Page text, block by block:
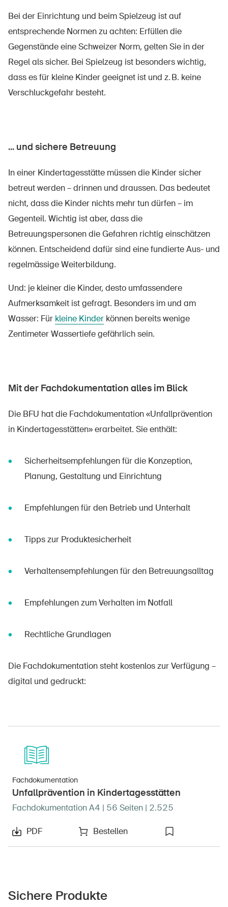
Bei der Einrichtung und beim Spielzeug ist auf
entsprechende Normen zu achten: Erfüllen die
Gegenstände eine Schweizer Norm, gelten Sie in der
Regel als sicher. Bei Spielzeug ist besonders wichtig,
dass es für kleine Kinder geeignet ist und z. B. keine
Verschluckgefahr besteht.
... und sichere Betreuung
In einer Kindertagesstätte müssen die Kinder sicher
betreut werden – drinnen und draussen. Das bedeutet
nicht, dass die Kinder nichts mehr tun dürfen – im
Gegenteil. Wichtig ist aber, dass die
Betreuungspersonen die Gefahren richtig einschätzen
können. Entscheidend dafür sind eine fundierte Aus- und
regelmässige Weiterbildung.
Und: je kleiner die Kinder, desto umfassendere
Aufmerksamkeit ist gefragt. Besonders im und am
Wasser: Für kleine Kinder können bereits wenige
Zentimeter Wassertiefe gefährlich sein.
Mit der Fachdokumentation alles im Blick
Die BFU hat die Fachdokumentation «Unfallprävention
in Kindertagesstätten» erarbeitet. Sie enthält:
Sicherheitsempfehlungen für die Konzeption,
Planung, Gestaltung und Einrichtung
Empfehlungen für den Betrieb und Unterhalt
Tipps zur Produktesicherheit
Verhaltensempfehlungen für den Betreuungsalltag
Empfehlungen zum Verhalten im Notfall
Rechtliche Grundlagen
Die Fachdokumentation steht kostenlos zur Verfügung –
digital und gedruckt:
Fachdokumentation
Unfallprävention in Kindertagesstätten
Fachdokumentation A4 | 56 Seiten | 2.525
PDF Bestellen
Sichere Produkte